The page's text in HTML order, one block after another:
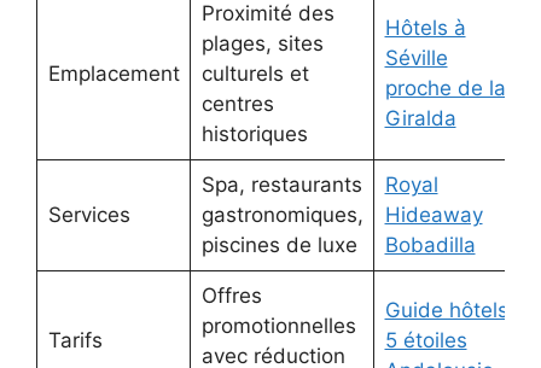
Emplacement
Proximité des
plages, sites
culturels et
centres
historiques
Hôtels à
Séville
proche de la
Giralda
Services
Spa, restaurants
gastronomiques,
piscines de luxe
Royal
Hideaway
Bobadilla
Tarifs
Offres
promotionnelles
avec réduction
Guide hôtels
5 étoiles